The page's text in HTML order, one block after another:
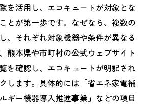
ト補助金申請後の流れと受給ま
エコキュート補助金で損をしない
本市の補助金制度を賢く比較し
を活用し、エコキュートが対象とな
とが第一歩です。なぜなら、複数の
、それぞれ対象機器や条件が異なる
熊本県や市町村の公式ウェブサイト
を確認し、エコキュートが明記され
します。具体的には「省エネ家電補
ギー機器導入推進事業」などの項目